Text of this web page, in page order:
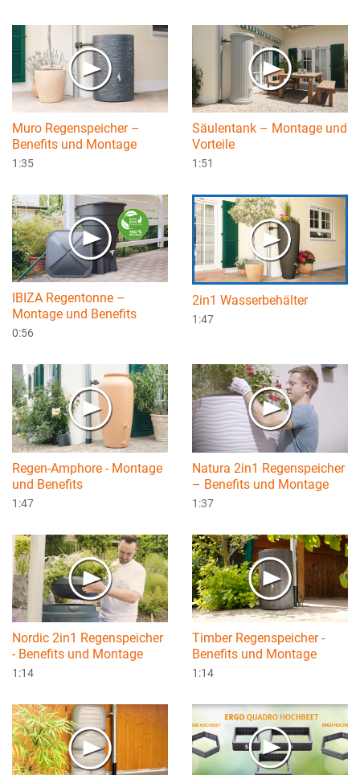
Muro Regenspeicher –
Benefits und Montage
1:35
Säulentank – Montage und
Vorteile
1:51
IBIZA Regentonne –
Montage und Benefits
0:56
2in1 Wasserbehälter
1:47
Regen-Amphore - Montage
und Benefits
1:47
Natura 2in1 Regenspeicher
– Benefits und Montage
1:37
Nordic 2in1 Regenspeicher
- Benefits und Montage
1:14
Timber Regenspeicher -
Benefits und Montage
1:14